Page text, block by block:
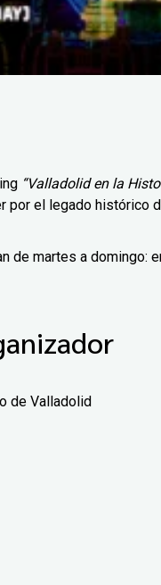
“Valladolid en la
por el legado histórico
de martes a domingo:
de Valladolid